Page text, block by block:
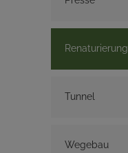
Renaturierung
Tunnel
Wegebau